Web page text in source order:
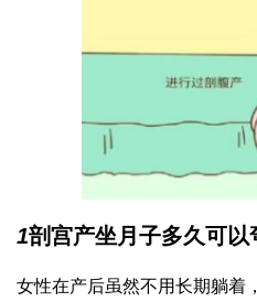
1剖宫产坐月子多久可以
女性在产后虽然不用长期躺着